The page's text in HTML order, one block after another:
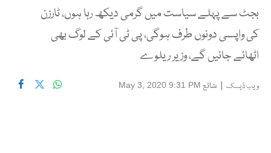
بجٹ سے پہلے سیاست میں گرمی دیکھ رہا ہوں، ٹارزن
کی واپسی دونوں طرف ہوگی، پی ٹی آئی کے لوگ بھی
اٹھائے جائیں گے، وزیر ریلوے
ویب ڈیسک | شائع May 3, 2020 9:31 PM